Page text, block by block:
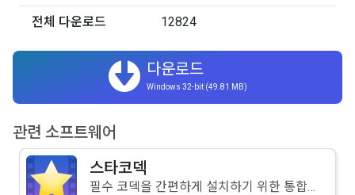
전체 다운로드 12824
다운로드
Windows 32-bit (49.81 MB)
관련 소프트웨어
스타코덱
필수 코덱을 간편하게 설치하기 위한 통합코덱